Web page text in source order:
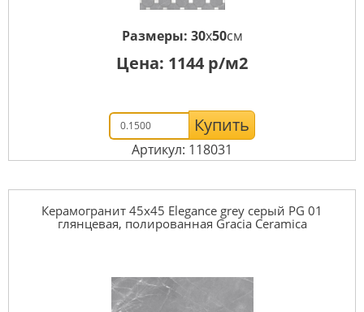
Размеры: 30x50см
Цена: 1144 р/м2
Купить
Артикул: 118031
Керамогранит 45x45 Elegance grey серый PG 01
глянцевая, полированная Gracia Ceramica